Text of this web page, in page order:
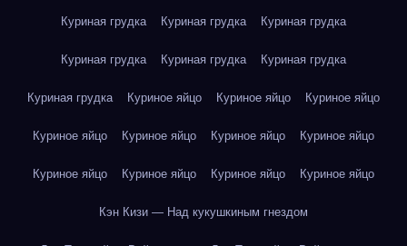
Куриная грудка Куриная грудка Куриная грудка
Куриная грудка Куриная грудка Куриная грудка
Куриная грудка Куриное яйцо Куриное яйцо Куриное яйцо
Куриное яйцо Куриное яйцо Куриное яйцо Куриное яйцо
Куриное яйцо Куриное яйцо Куриное яйцо Куриное яйцо
Кэн Кизи — Над кукушкиным гнездом